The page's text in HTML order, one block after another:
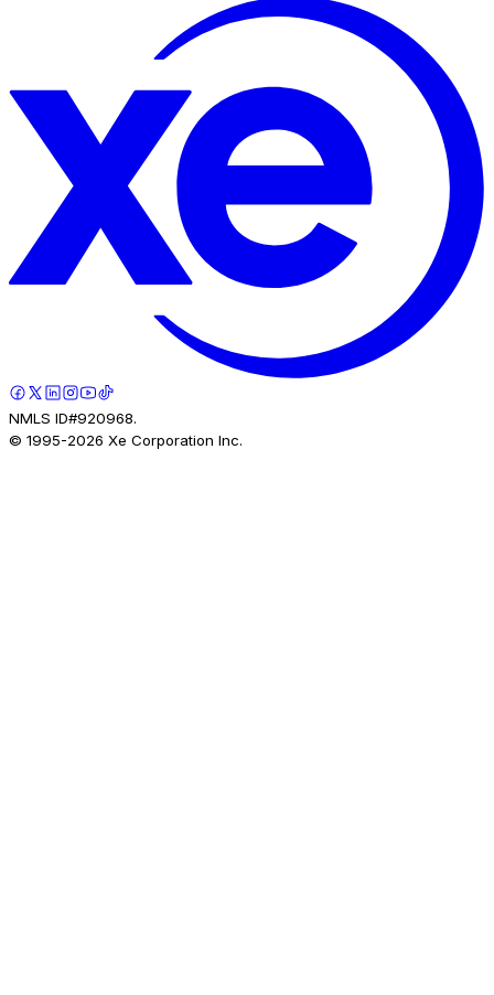
NMLS ID#920968.
© 1995-2026 Xe Corporation Inc.